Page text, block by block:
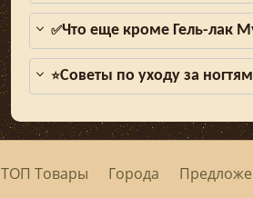
✅Что еще кроме Гель-лак
⭐Советы по уходу за
ТОП Товары Города